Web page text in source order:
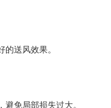
送风效果。
免局部损失过大。